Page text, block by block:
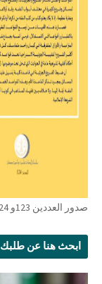
صدور العددين 123و 124 من سلسلة الأبحاث المعمقة بتاريخ 01/09/2024
ابحث هنا عن طلبك